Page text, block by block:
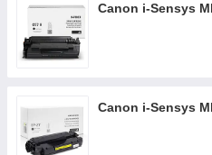
Canon i-Sensys
Canon i-Sensys